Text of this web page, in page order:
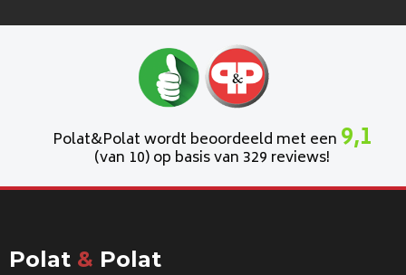
Polat&Polat wordt beoordeeld met een 9,1
(van 10) op basis van 329 reviews!
Polat & Polat